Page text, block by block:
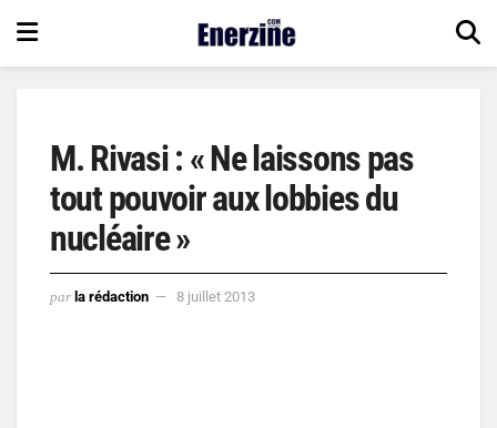
M. Rivasi : « Ne laissons pas
tout pouvoir aux lobbies du
nucléaire »
par la rédaction 8 juillet 2013